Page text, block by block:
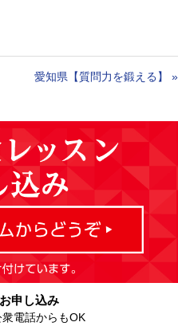
愛知県【質問力を鍛える】 »
申し込み
電話からもOK